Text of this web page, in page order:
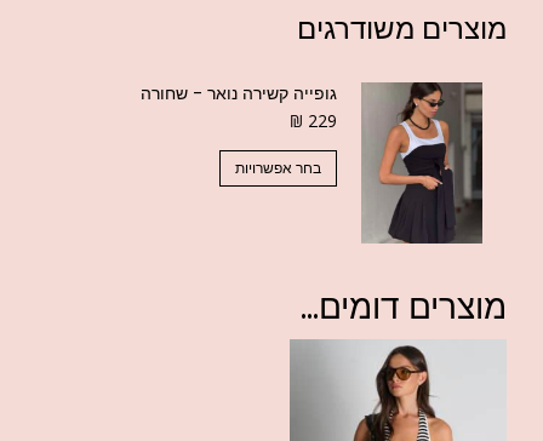
מוצרים משודרגים
גופייה קשירה נואר - שחורה
₪ 229
בחר אפשרויות
מוצרים דומים...